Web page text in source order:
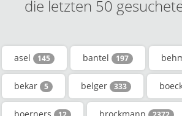
die letzten 50
asel 145 bantel 197
bekar 5 belger 333